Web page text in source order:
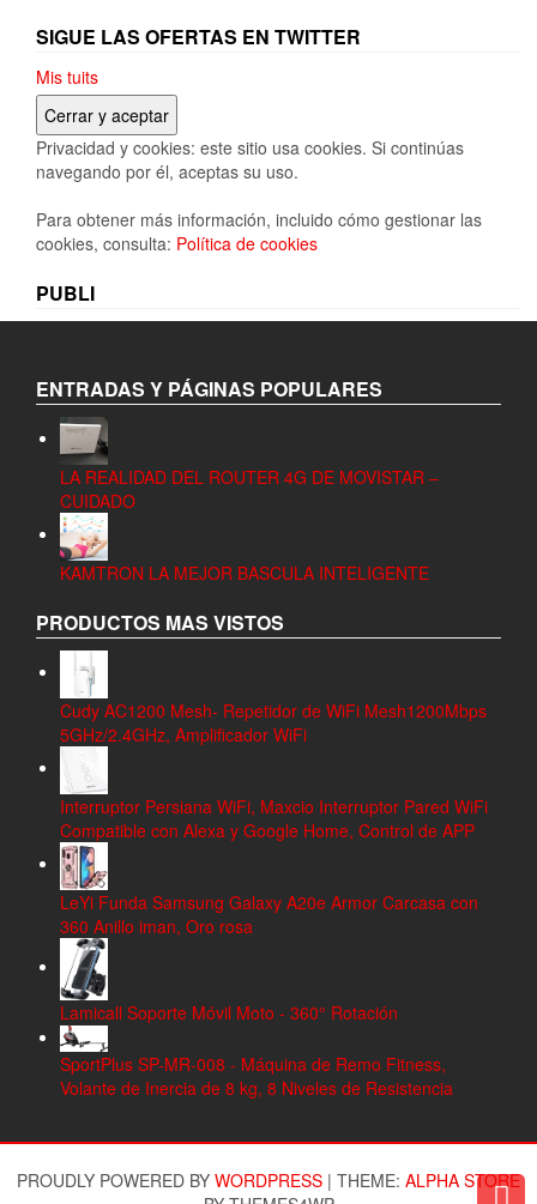
SIGUE LAS OFERTAS EN TWITTER
Mis tuits
Privacidad y cookies: este sitio usa cookies. Si continúas
navegando por él, aceptas su uso.
Para obtener más información, incluido cómo gestionar las
cookies, consulta: Política de cookies
PUBLI
ENTRADAS Y PÁGINAS POPULARES
LA REALIDAD DEL ROUTER 4G DE MOVISTAR –
CUIDADO
KAMTRON LA MEJOR BASCULA INTELIGENTE
PRODUCTOS MAS VISTOS
Cudy AC1200 Mesh- Repetidor de WiFi Mesh1200Mbps
5GHz/2.4GHz, Amplificador WiFi
Interruptor Persiana WiFi, Maxcio Interruptor Pared WiFi
Compatible con Alexa y Google Home, Control de APP
LeYi Funda Samsung Galaxy A20e Armor Carcasa con
360 Anillo iman, Oro rosa
Lamicall Soporte Móvil Moto - 360° Rotación
SportPlus SP-MR-008 - Máquina de Remo Fitness,
Volante de Inercia de 8 kg, 8 Niveles de Resistencia
PROUDLY POWERED BY WORDPRESS | THEME: ALPHA STORE